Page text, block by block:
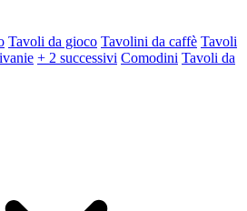
Tavoli da gioco Tavolini da caffè Tavoli
+ 2 successivi Comodini Tavoli da